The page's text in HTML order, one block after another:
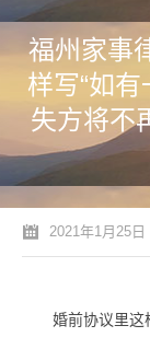
福州家事
样写“如
失方将不
您的位置：
2021年1月25日
婚前协议里这